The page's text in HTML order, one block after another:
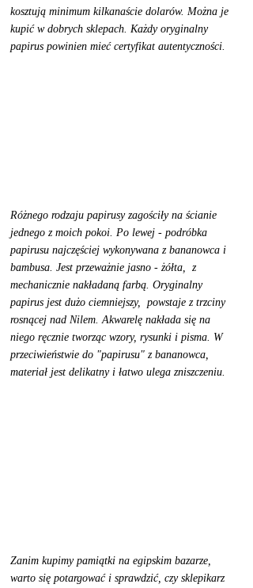
kosztują minimum kilkanaście dolarów. Można je
kupić w dobrych sklepach. Każdy oryginalny
papirus powinien mieć certyfikat autentyczności.
Różnego rodzaju papirusy zagościły na ścianie
jednego z moich pokoi. Po lewej - podróbka
papirusu najczęściej wykonywana z bananowca i
bambusa. Jest przeważnie jasno - żółta,  z
mechanicznie nakładaną farbą. Oryginalny
papirus jest dużo ciemniejszy,  powstaje z trzciny
rosnącej nad Nilem. Akwarelę nakłada się na
niego ręcznie tworząc wzory, rysunki i pisma. W
przeciwieństwie do "papirusu" z bananowca,
materiał jest delikatny i łatwo ulega zniszczeniu.
Zanim kupimy pamiątki na egipskim bazarze,
warto się potargować i sprawdzić, czy sklepikarz